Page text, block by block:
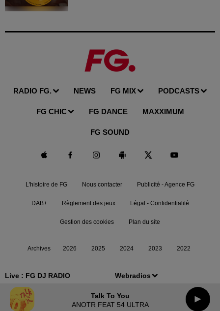
Live : FG DJ RADIO Webradios
Talk To You
ANOTR FEAT 54 ULTRA
RADIO FG. NEWS FG MIX PODCASTS
FG CHIC FG DANCE MAXXIMUM
FG SOUND
L'histoire de FG Nous contacter Publicité - Agence FG
DAB+ Règlement des jeux Légal - Confidentialité
Gestion des cookies Plan du site
Archives 2026 2025 2024 2023 2022